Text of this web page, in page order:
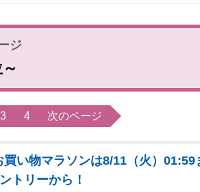
3 4 次のページ
買い物マラソンは8/11（火）01:59
トリーから！